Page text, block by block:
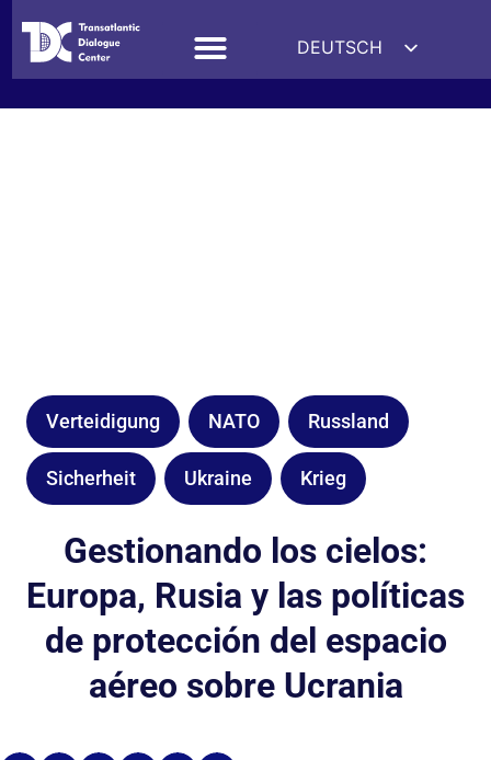
DEUTSCH
ENGLISH
Verteidigung NATO Russland
Sicherheit Ukraine Krieg
Gestionando los cielos:
Europa, Rusia y las políticas
de protección del espacio
aéreo sobre Ucrania